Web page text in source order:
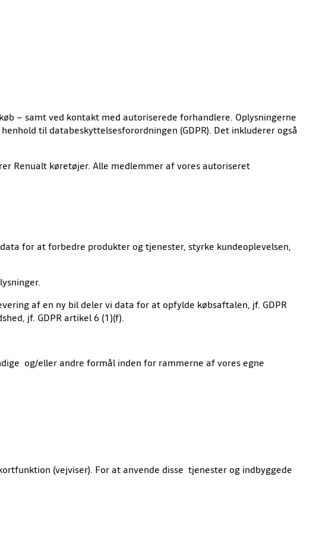
– samt ved kontakt med autoriserede forhandlere. Oplysningerne
til databeskyttelsesforordningen (GDPR). Det inkluderer også
Renualt køretøjer. Alle medlemmer af vores autoriseret
for at forbedre produkter og tjenester, styrke kundeoplevelsen,
af en ny bil deler vi data for at opfylde købsaftalen, jf. GDPR
jf. GDPR artikel 6 (1)(f).
og/eller andre formål inden for rammerne af vores egne
(vejviser). For at anvende disse tjenester og indbyggede